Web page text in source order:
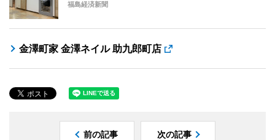
福島経済新聞
金澤町家 金澤ネイル 助九郎町店
前の記事 次の記事